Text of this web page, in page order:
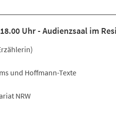
Uhr - Audienzsaal im
und Hoffmann-Texte
NRW